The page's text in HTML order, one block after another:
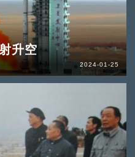
升空
2024-01-25